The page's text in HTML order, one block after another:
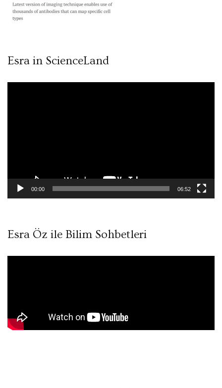
Esra in ScienceLand
00:00 06:52
Esra Öz ile Bilim Sohbetleri